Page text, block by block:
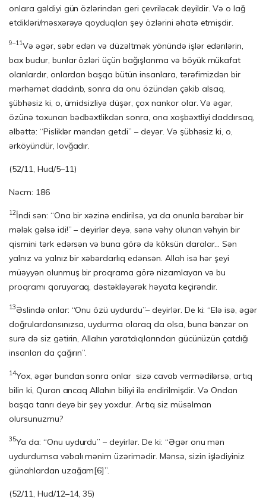
onlara gəldiyi gün özlərindən geri çevriləcək deyildir. Və o lağ
etdikləri/məsxərəyə qoyduqları şey özlərini əhatə etmişdir.
9–11Və əgər, səbr edən və düzəltmək yönündə işlər edənlərin,
bax budur, bunlar özləri üçün bağışlanma və böyük mükafat
olanlardır, onlardan başqa bütün insanlara, tərəfimizdən bir
mərhəmət daddırıb, sonra da onu özündən çəkib alsaq,
şübhəsiz ki, o, ümidsizliyə düşər, çox nankor olar. Və əgər,
özünə toxunan bədbəxtlikdən sonra, ona xoşbəxtliyi daddırsaq,
əlbəttə: “Pisliklər məndən getdi” – deyər. Və şübhəsiz ki, o,
ərköyündür, lovğadır.
(52/11, Hud/5–11)
Nəcm: 186
12İndi sən: “Ona bir xəzinə endirilsə, ya da onunla bərabər bir
mələk gəlsə idi!” – deyirlər deyə, sənə vəhy olunan vəhyin bir
qismini tərk edərsən və buna görə də köksün daralar… Sən
yalnız və yalnız bir xəbərdarlıq edənsən. Allah isə hər şeyi
müəyyən olunmuş bir proqrama görə nizamlayan və bu
proqramı qoruyaraq, dəstəklə­yərək həyata keçirəndir.
13Əslində onlar: “Onu özü uydurdu”– deyirlər. De ki: “Elə isə, əgər
doğrulardansınızsa, uydurma olaraq da olsa, buna bənzər on
surə də siz gətirin, Allahın yaratdıqlarından gücünüzün çatdığı
insanları da çağırın”.
14Yox, əgər bundan sonra onlar sizə cavab vermədilərsə, artıq
bilin ki, Quran ancaq Allahın biliyi ilə endirilmişdir. Və Ondan
başqa tanrı deyə bir şey yoxdur. Artıq siz müsəlman
olursunuzmu?
35Ya da: “Onu uydurdu” – deyirlər. De ki: “Əgər onu mən
uydurdumsa vəbalı mənim üzərimədir. Mənsə, sizin işlədiyiniz
günahlardan uzağam[6]”.
(52/11, Hud/12–14, 35)